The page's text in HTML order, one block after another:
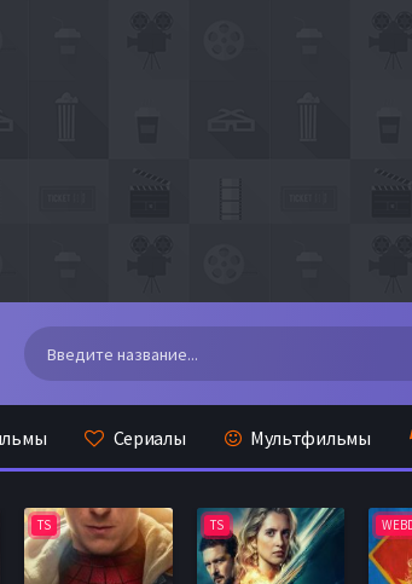
Сериалы Мультфильмы
TS TS